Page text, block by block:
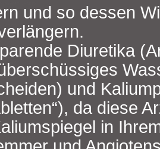
und so dessen
Diuretika
und
da diese
in